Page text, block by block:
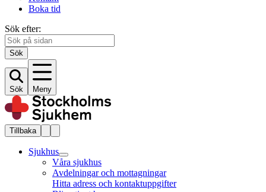
Boka tid
Sök efter:
Sök
Sök Meny
Tillbaka
Sjukhus
Våra sjukhus
Avdelningar och mottagningar
Hitta adress och kontaktuppgifter